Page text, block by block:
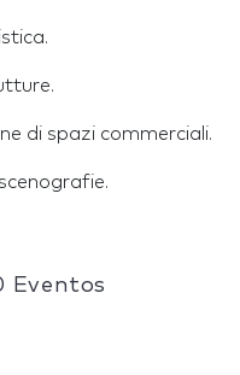
di spazi commerciali.
Eventos